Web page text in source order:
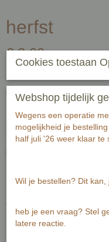
herfst
€ 2,00
Handgeschreven tekst op
Cookies toestaan
Webshop tijdelijk
Wegens een operatie
mogelijkheid je
half juli '26 weer klaar te
Wil je bestellen? Dit kan,
heb je een vraag? Stel
latere reactie.